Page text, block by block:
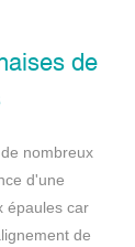
de
nombreux
d'une
épaules car
de